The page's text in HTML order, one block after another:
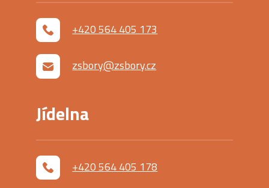
+420 564 405 173
zsbory@zsbory.cz
Jídelna
+420 564 405 178